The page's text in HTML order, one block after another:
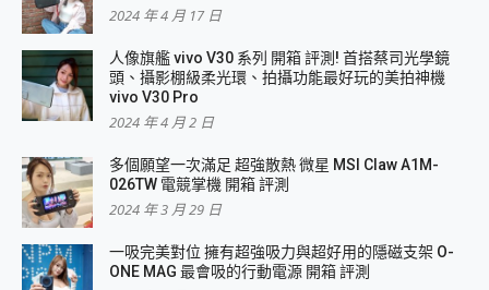
2024 年 4 月 17 日
人像旗艦 vivo V30 系列 開箱 評測! 首搭蔡司光學鏡
頭、攝影棚級柔光環、拍攝功能最好玩的美拍神機
vivo V30 Pro
2024 年 4 月 2 日
多個願望一次滿足 超強散熱 微星 MSI Claw A1M-
026TW 電競掌機 開箱 評測
2024 年 3 月 29 日
一吸完美對位 擁有超強吸力與超好用的隱磁支架 O-
ONE MAG 最會吸的行動電源 開箱 評測